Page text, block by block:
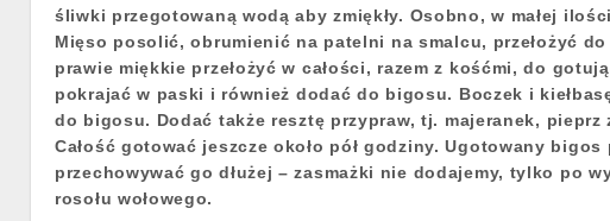
śliwki przegotowaną wodą aby zmiękły. Osobno, w małej
Mięso posolić, obrumienić na patelni na smalcu, przełożyć
prawie miękkie przełożyć w całości, razem z kośćmi, do
pokrajać w paski i również dodać do bigosu. Boczek i
do bigosu. Dodać także resztę przypraw, tj. majeranek,
Całość gotować jeszcze około pół godziny. Ugotowany
przechowywać go dłużej – zasmażki nie dodajemy, tylko po
rosołu wołowego.